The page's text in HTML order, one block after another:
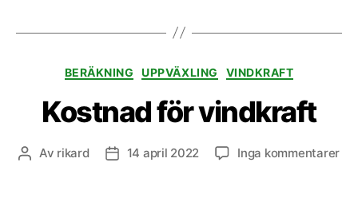
Kategorier
BERÄKNING UPPVÄXLING VINDKRAFT
Kostnad för vindkraft
Inläggsförfattare
Av rikard Inläggsdatum
14 april 2022 Inga kommentarertill